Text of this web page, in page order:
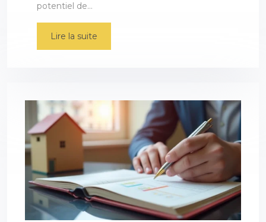
potentiel de…
Lire la suite